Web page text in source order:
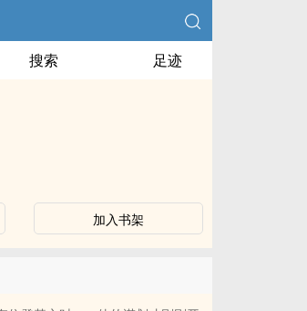
搜索 足迹
加入书架